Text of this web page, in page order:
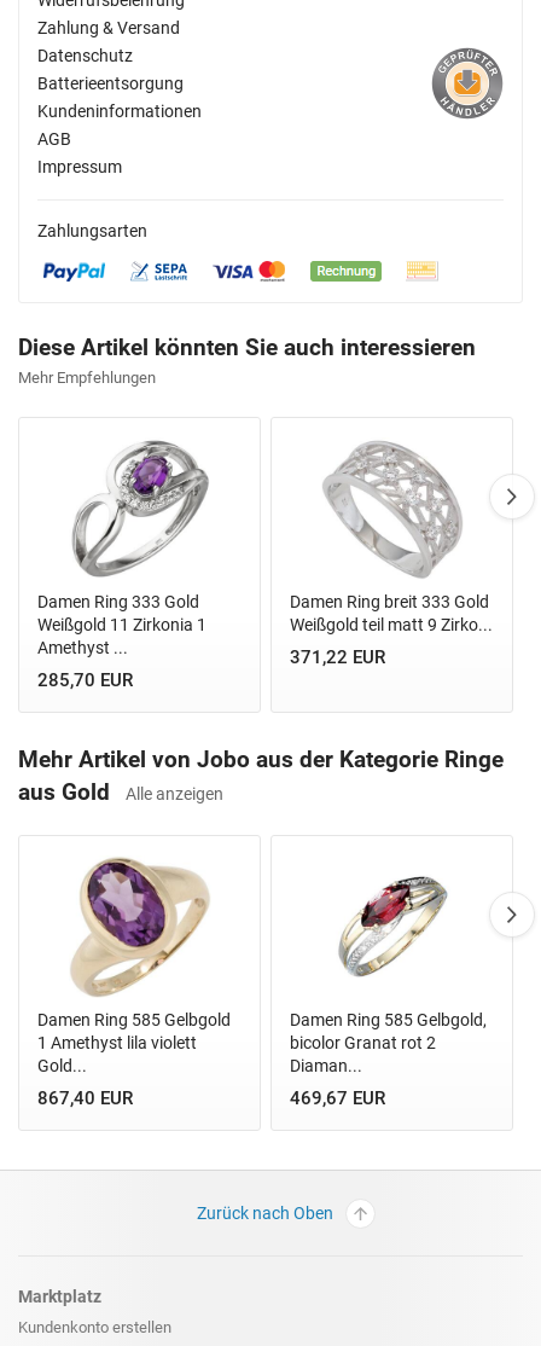
Zahlung & Versand
Datenschutz
Batterieentsorgung
Kundeninformationen
AGB
Impressum
Zahlungsarten
Diese Artikel könnten Sie auch interessieren
Mehr Empfehlungen
Damen Ring 333 Gold
Weißgold 11 Zirkonia 1
Amethyst ...
285,70 EUR
Damen Ring breit 333 Gold
Weißgold teil matt 9 Zirko...
371,22 EUR
Mehr Artikel von Jobo aus der Kategorie Ringe
aus Gold
Alle anzeigen
Damen Ring 585 Gelbgold
1 Amethyst lila violett
Gold...
867,40 EUR
Damen Ring 585 Gelbgold,
bicolor Granat rot 2
Diaman...
469,67 EUR
Zurück nach Oben
Marktplatz
Kundenkonto erstellen